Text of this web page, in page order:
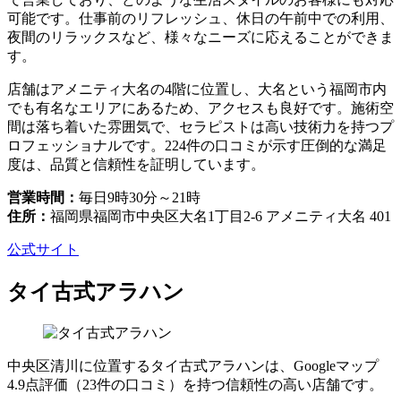
可能です。仕事前のリフレッシュ、休日の午前中での利用、
夜間のリラックスなど、様々なニーズに応えることができま
す。
店舗はアメニティ大名の4階に位置し、大名という福岡市内
でも有名なエリアにあるため、アクセスも良好です。施術空
間は落ち着いた雰囲気で、セラピストは高い技術力を持つプ
ロフェッショナルです。224件の口コミが示す圧倒的な満足
度は、品質と信頼性を証明しています。
営業時間： 毎日9時30分～21時
住所： 福岡県福岡市中央区大名1丁目2-6 アメニティ大名 401
公式サイト
タイ古式アラハン
中央区清川に位置するタイ古式アラハンは、Googleマップ
4.9点評価（23件の口コミ）を持つ信頼性の高い店舗です。